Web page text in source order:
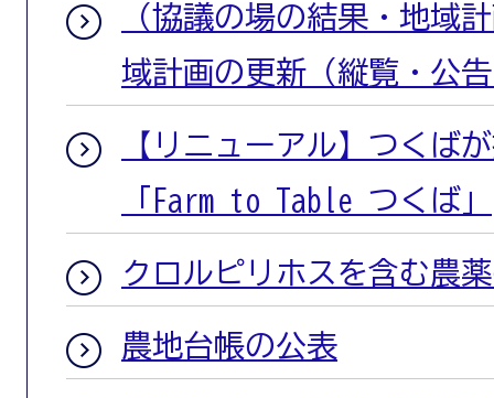
（協議の場の結果・地域
域計画の更新（縦覧・公
【リニューアル】つくば
「Farm to Table つくば」
クロルピリホスを含む農
農地台帳の公表